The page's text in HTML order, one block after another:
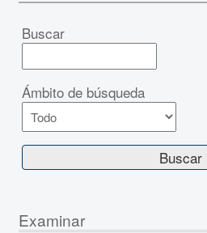
Buscar
Ámbito de búsqueda
Examinar